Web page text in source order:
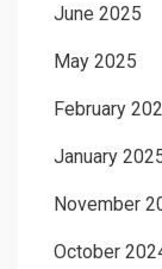
June 2025
May 2025
February
January
November
October